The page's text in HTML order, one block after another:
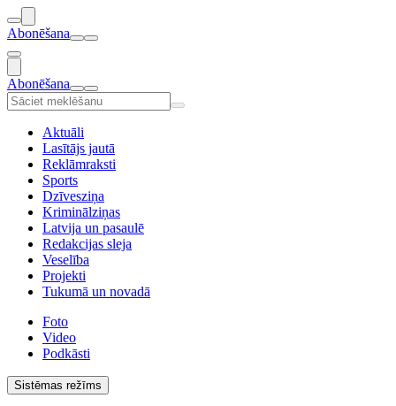
Abonēšana
Abonēšana
Aktuāli
Lasītājs jautā
Reklāmraksti
Sports
Dzīvesziņa
Kriminālziņas
Latvija un pasaulē
Redakcijas sleja
Veselība
Projekti
Tukumā un novadā
Foto
Video
Podkāsti
Sistēmas režīms